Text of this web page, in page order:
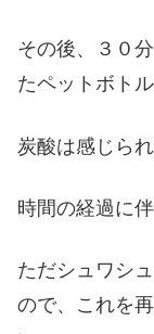
その後、３０
たペットボト
炭酸は感じら
時間の経過に
ただシュワシ
ので、これを